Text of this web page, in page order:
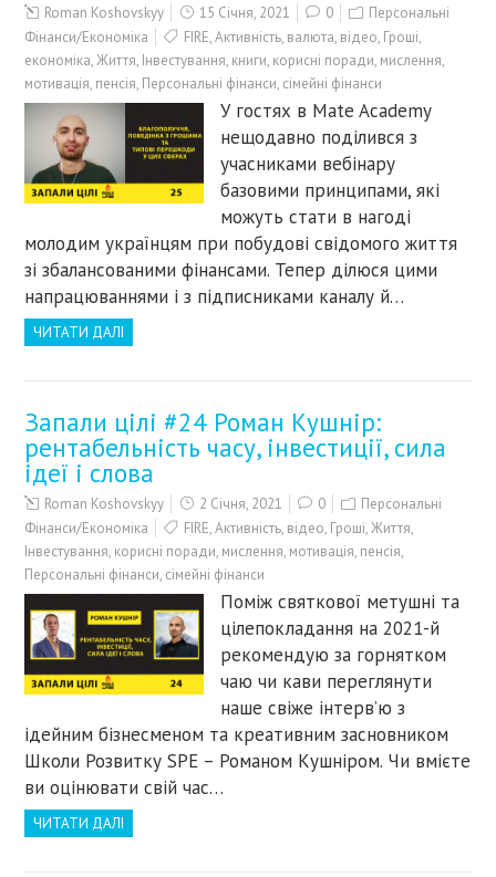
Roman Koshovskyy 15 Січня, 2021 0
Персональні
Фінанси/Економіка
FIRE,Активність, валюта, відео, Гроші,
економіка,Життя, Інвестування, книги, корисні поради, мислення,
мотивація, пенсія, Персональні фінанси, сімейні фінанси
У гостях в Mate Academy
нещодавно поділився з
учасниками вебінару
базовими принципами, які
можуть стати в нагоді
молодим українцям при побудові свідомого життя
зі збалансованими фінансами. Тепер ділюся цими
напрацюваннями і з підписниками каналу й…
ЧИТАТИ ДАЛІ
Запали цілі #24 Роман Кушнір:
рентабельність часу, інвестиції, сила
ідеї і слова
Roman Koshovskyy 2 Січня, 2021 0
Персональні
Фінанси/Економіка
FIRE,Активність, відео, Гроші,Життя,
Інвестування, корисні поради, мислення, мотивація, пенсія,
Персональні фінанси, сімейні фінанси
Поміж святкової метушні та
цілепокладання на 2021-й
рекомендую за горнятком
чаю чи кави переглянути
наше свіже інтерв’ю з
ідейним бізнесменом та креативним засновником
Школи Розвитку SPE – Романом Кушніром. Чи вмієте
ви оцінювати свій час…
ЧИТАТИ ДАЛІ